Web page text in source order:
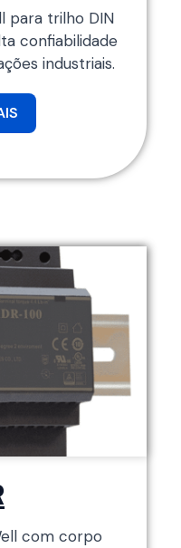
para trilho DIN
confiabilidade
industriais.
com corpo